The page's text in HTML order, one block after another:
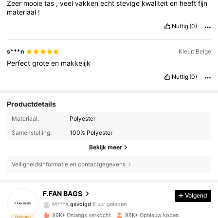
Zeer mooietas ,veelvakkenechtstevige kwaliteiten heeftfijn
materiaal !
Nuttig (0)
s***n Kleur: Beige
Perfectgroteen makkelijk
Nuttig (0)
Productdetails
Materiaal:
Polyester
Samenstelling:
100% Polyester
Bekijk meer
Veiligheidsinformatie en contactgegevens
Verkoper
F.FAN BAGS
J***yis aan het browsen
4.76
36K Volgers
Volgend
99K+ Onlangs verkocht 98K+ Opnieuw kopen